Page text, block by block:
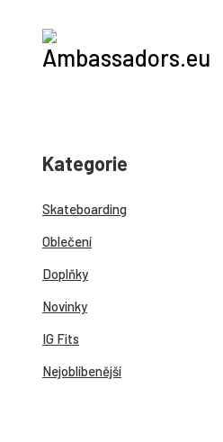
Kategorie
Skateboarding
Oblečení
Doplňky
Novinky
IG Fits
Nejoblíbenější